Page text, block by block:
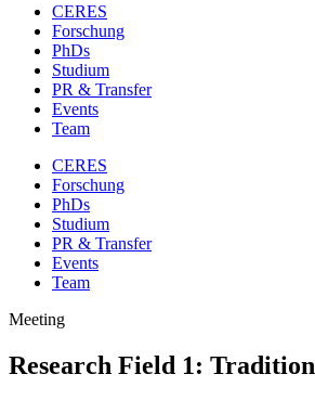
CERES
Forschung
PhDs
Studium
PR & Transfer
Events
Team
CERES
Forschung
PhDs
Studium
PR & Transfer
Events
Team
Meeting
Research Field 1: Tradition